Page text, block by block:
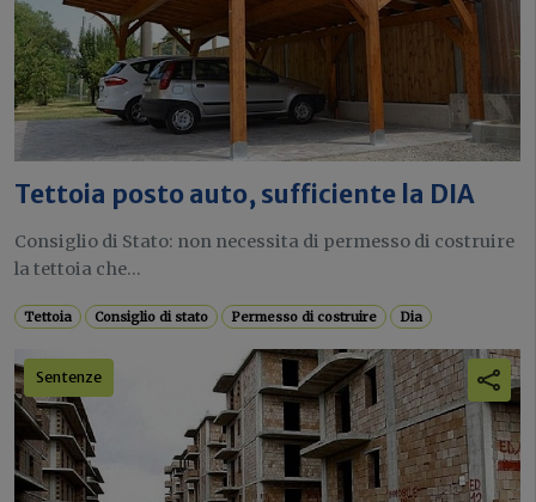
Tettoia posto auto, sufficiente la DIA
Consiglio di Stato: non necessita di permesso di costruire
la tettoia che...
Tettoia Consiglio di stato Permesso di costruire Dia
Sentenze